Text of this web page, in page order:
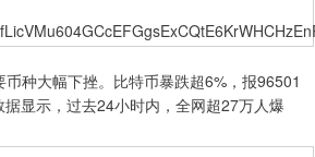
种大幅下挫。比特币暴跌超6%，报96501
显示，过去24小时内，全网超27万人爆